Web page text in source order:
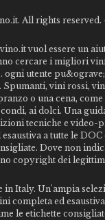
All rights reserved.
vuol essere un
cercare i migliori
ogni utente
vini rossi,
o una cena,
ai dolci. Una
tecniche e video-
a tutte le DOC
Dove non
copyright dei
in Italy. Un'ampia
completa ed
le etichette